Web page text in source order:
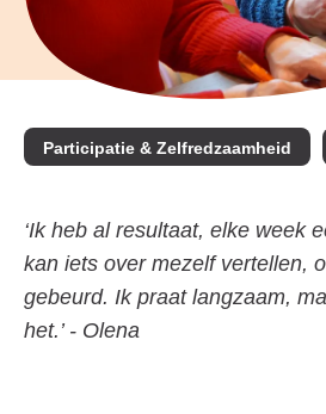
Participatie & Zelfredzaamheid
‘Ik heb al resultaat, elke week
kan iets over mezelf vertellen,
gebeurd. Ik praat langzaam,
het.’ - Olena